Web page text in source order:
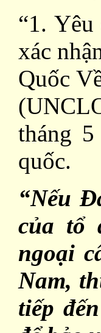
“1.
xác
Quốc
tháng
quốc.
“Nếu
của tổ
ngoại
Nam,
tiếp